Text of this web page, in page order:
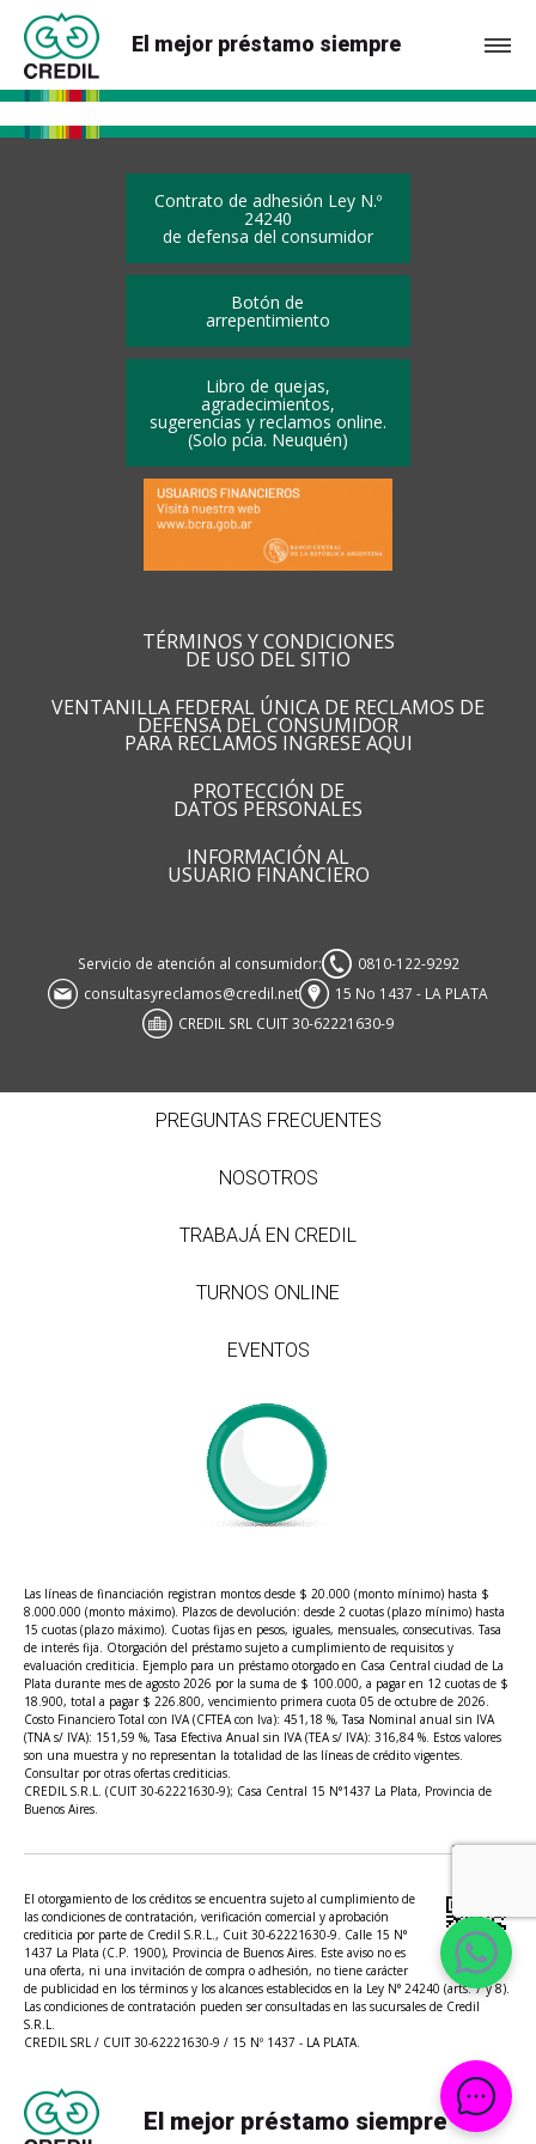
El mejor préstamo siempre
Contrato de adhesión Ley N.º
24240
de defensa del consumidor
Botón de
arrepentimiento
Libro de quejas,
agradecimientos,
sugerencias y reclamos online.
(Solo pcia. Neuquén)
TÉRMINOS Y CONDICIONES
DE USO DEL SITIO
VENTANILLA FEDERAL ÚNICA DE RECLAMOS DE
DEFENSA DEL CONSUMIDOR
PARA RECLAMOS INGRESE AQUI
PROTECCIÓN DE
DATOS PERSONALES
INFORMACIÓN AL
USUARIO FINANCIERO
Servicio de atención al consumidor:
0810-122-9292
consultasyreclamos@credil.net
15 No 1437 - LA PLATA
CREDIL SRL CUIT 30-62221630-9
PREGUNTAS FRECUENTES
NOSOTROS
TRABAJÁ EN CREDIL
TURNOS ONLINE
EVENTOS
Las líneas de financiación registran montos desde $ 20.000 (monto mínimo) hasta $
8.000.000 (monto máximo). Plazos de devolución: desde 2 cuotas (plazo mínimo) hasta
15 cuotas (plazo máximo). Cuotas fijas en pesos, iguales, mensuales, consecutivas. Tasa
de interés fija. Otorgación del préstamo sujeto a cumplimiento de requisitos y
evaluación crediticia. Ejemplo para un préstamo otorgado en Casa Central ciudad de La
Plata durante mes de agosto 2026 por la suma de $ 100.000, a pagar en 12 cuotas de $
18.900, total a pagar $ 226.800, vencimiento primera cuota 05 de octubre de 2026.
Costo Financiero Total con IVA (CFTEA con Iva): 451,18 %, Tasa Nominal anual sin IVA
(TNA s/ IVA): 151,59 %, Tasa Efectiva Anual sin IVA (TEA s/ IVA): 316,84 %. Estos valores
son una muestra y no representan la totalidad de las líneas de crédito vigentes.
Consultar por otras ofertas crediticias.
CREDIL S.R.L. (CUIT 30-62221630-9); Casa Central 15 N°1437 La Plata, Provincia de
Buenos Aires.
El otorgamiento de los créditos se encuentra sujeto al cumplimiento de
las condiciones de contratación, verificación comercial y aprobación
crediticia por parte de Credil S.R.L., Cuit 30-62221630-9. Calle 15 N°
1437 La Plata (C.P. 1900), Provincia de Buenos Aires. Este aviso no es
una oferta, ni una invitación de compra o adhesión, no tiene carácter
de publicidad en los términos y los alcances establecidos en la Ley N° 24240 (arts. 7 y 8).
Las condiciones de contratación pueden ser consultadas en las sucursales de Credil
S.R.L.
CREDIL SRL / CUIT 30-62221630-9 / 15 Nº 1437 - LA PLATA.
El mejor préstamo siempre